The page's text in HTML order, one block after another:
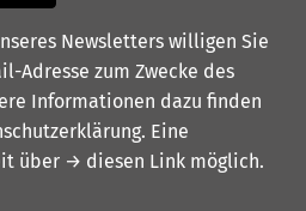
Newsletters willigen Sie
Adresse zum Zwecke des
Informationen dazu finden
. Eine
über → diesen Link möglich.